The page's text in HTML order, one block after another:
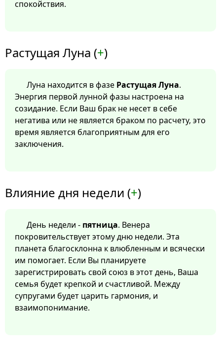
спокойствия.
Растущая Луна (+)
Луна находится в фазе Растущая Луна.
Энергия первой лунной фазы настроена на
созидание. Если Ваш брак не несет в себе
негатива или не является браком по расчету, это
время является благоприятным для его
заключения.
Влияние дня недели (+)
День недели - пятница. Венера
покровительствует этому дню недели. Эта
планета благосклонна к влюбленным и всячески
им помогает. Если Вы планируете
зарегистрировать свой союз в этот день, Ваша
семья будет крепкой и счастливой. Между
супругами будет царить гармония, и
взаимопонимание.